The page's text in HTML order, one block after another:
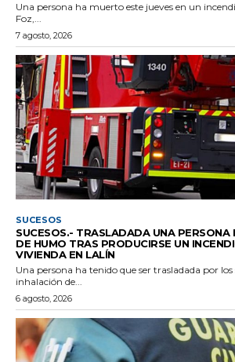
Una persona ha muerto este jueves en un
Foz,...
7 agosto, 2026
SUCESOS
SUCESOS.- TRASLADADA UNA PERSONA
DE HUMO TRAS PRODUCIRSE UN
VIVIENDA EN LALÍN
Una persona ha tenido que ser trasladada por
inhalación de...
6 agosto, 2026